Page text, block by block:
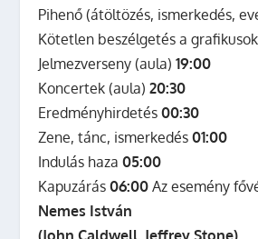
Pihenő (átöltözés, ismerkedés,
Kötetlen beszélgetés a
Jelmezverseny (aula)19:00
Koncertek (aula)20:30
Eredményhirdetés00:30
Zene, tánc, ismerkedés01:00
Indulás haza05:00
Kapuzárás 06:00 Az esemény
Nemes István
(John Caldwell, Jeffrey Stone)